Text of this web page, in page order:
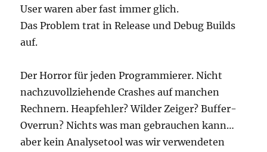
User waren aber fast immer glich.
Das Problem trat in Release und Debug Builds
auf.
Der Horror für jeden Programmierer. Nicht
nachzuvollziehende Crashes auf manchen
Rechnern. Heapfehler? Wilder Zeiger? Buffer-
Overrun? Nichts was man gebrauchen kann…
aber kein Analysetool was wir verwendeten